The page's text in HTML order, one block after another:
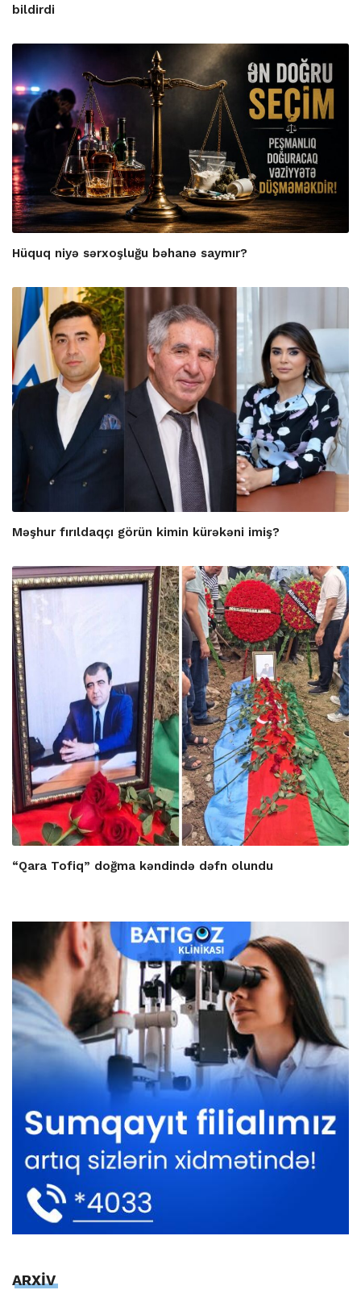
bildirdi
Hüquq niyə sərxoşluğu bəhanə saymır?
Məşhur fırıldaqçı görün kimin kürəkəni imiş?
“Qara Tofiq” doğma kəndində dəfn olundu
ARXİV